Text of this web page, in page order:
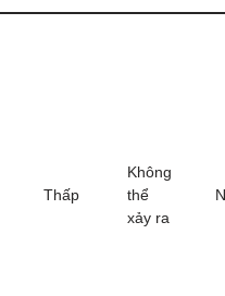
Thấp
Không
thể
xảy ra